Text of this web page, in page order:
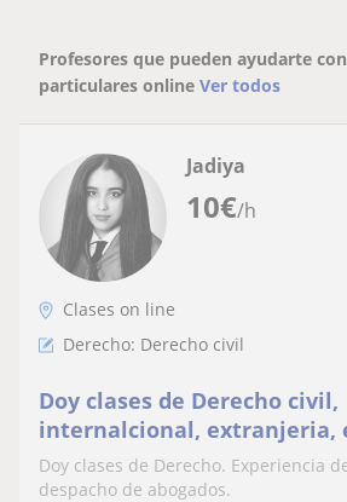
Profesores que pueden ayudarte
particulares online Ver todos
10€/h
Jadiya
Clases on line
Derecho: Derecho civil
Doy clases de Derecho civil,
internalcional, extranjeria,
Doy clases de Derecho. Experiencia
despacho de abogados.